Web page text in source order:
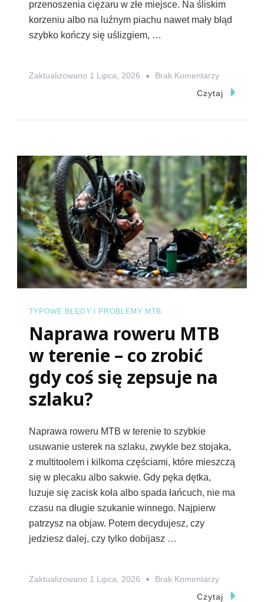
przenoszenia ciężaru w złe miejsce. Na śliskim
korzeniu albo na luźnym piachu nawet mały błąd
szybko kończy się uślizgiem, …
Zaktualizowano 1 Lipca, 2026 Brak KomentarzyDo
Jak
Zakrętów
MTB
–
Typowe
Błędy?
Czytaj
TYPOWE BŁĘDY I PROBLEMY MTB
Naprawa roweru MTB
w terenie – co zrobić
gdy coś się zepsuje na
szlaku?
Naprawa roweru MTB w terenie to szybkie
usuwanie usterek na szlaku, zwykle bez stojaka,
z multitoolem i kilkoma częściami, które mieszczą
się w plecaku albo sakwie. Gdy pęka dętka,
luzuje się zacisk koła albo spada łańcuch, nie ma
czasu na długie szukanie winnego. Najpierw
patrzysz na objaw. Potem decydujesz, czy
jedziesz dalej, czy tylko dobijasz …
Zaktualizowano 1 Lipca, 2026 Brak KomentarzyDo
Naprawa
Czytaj